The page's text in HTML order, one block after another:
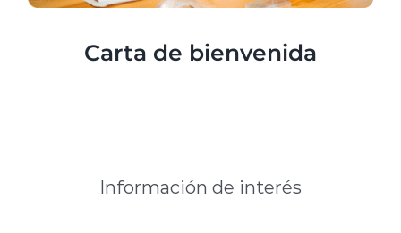
Carta de bienvenida
Información de interés